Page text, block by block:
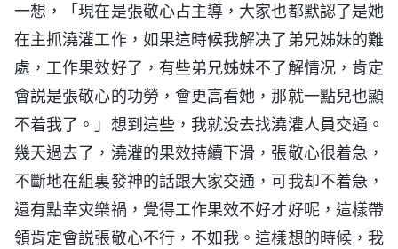
一想，「現在是張敬心占主導，大家也都默認了是她
在主抓澆灌工作，如果這時候我解决了弟兄姊妹的難
處，工作果效好了，有些弟兄姊妹不了解情况，肯定
會説是張敬心的功勞，會更高看她，那就一點兒也顯
不着我了。」想到這些，我就没去找澆灌人員交通。
幾天過去了，澆灌的果效持續下滑，張敬心很着急，
不斷地在組裏發神的話跟大家交通，可我却不着急，
還有點幸灾樂禍，覺得工作果效不好才好呢，這樣帶
領肯定會説張敬心不行，不如我。這樣想的時候，我